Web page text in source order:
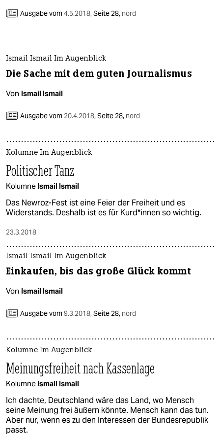
Ausgabe vom4.5.2018,Seite 28, nord
Ismail Ismail Im Augenblick
Die Sache mit dem guten Journalismus
Von Ismail Ismail
Ausgabe vom 20.4.2018,Seite 28, nord
Kolumne Im Augenblick
Politischer Tanz
Kolumne Ismail Ismail
Das Newroz-Fest ist eine Feier der Freiheit und es
Widerstands. Deshalb ist es für Kurd*innen so wichtig.
23.3.2018
Ismail Ismail Im Augenblick
Einkaufen, bis das große Glück kommt
Von Ismail Ismail
Ausgabe vom9.3.2018,Seite 28, nord
Kolumne Im Augenblick
Meinungsfreiheit nach Kassenlage
Kolumne Ismail Ismail
Ich dachte, Deutschland wäre das Land, wo Mensch
seine Meinung frei äußern könnte. Mensch kann das tun.
Aber nur, wenn es zu den Interessen der Bundesrepublik
passt.